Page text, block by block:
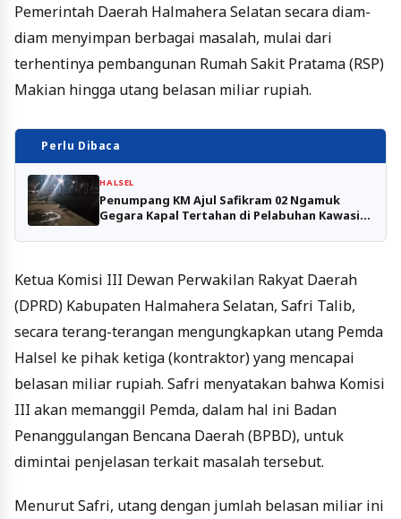
Pemerintah Daerah Halmahera Selatan secara diam-
diam menyimpan berbagai masalah, mulai dari
terhentinya pembangunan Rumah Sakit Pratama (RSP)
Makian hingga utang belasan miliar rupiah.
Perlu Dibaca
HALSEL
Penumpang KM Ajul Safikram 02 Ngamuk
Gegara Kapal Tertahan di Pelabuhan Kawasi-
Ketua Komisi III Dewan Perwakilan Rakyat Daerah
(DPRD) Kabupaten Halmahera Selatan, Safri Talib,
secara terang-terangan mengungkapkan utang Pemda
Halsel ke pihak ketiga (kontraktor) yang mencapai
belasan miliar rupiah. Safri menyatakan bahwa Komisi
III akan memanggil Pemda, dalam hal ini Badan
Penanggulangan Bencana Daerah (BPBD), untuk
dimintai penjelasan terkait masalah tersebut.
Menurut Safri, utang dengan jumlah belasan miliar ini